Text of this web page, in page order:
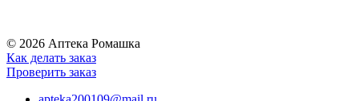
© 2026 Аптека Ромашка
Как делать заказ
Проверить заказ